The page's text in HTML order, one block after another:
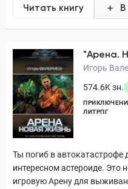
Читать книгу В
"Арена.
Игорь
574.6K зн.
ЛИТРПГ
Ты погиб в автокатастрофе
интересном астероиде. Это
игровую Арену для